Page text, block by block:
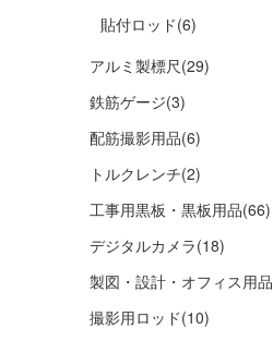
貼付ロッド(6)
アルミ製標尺(29)
鉄筋ゲージ(3)
配筋撮影用品(6)
トルクレンチ(2)
工事用黒板・黒板用品(66)
デジタルカメラ(18)
製図・設計・オフィス用品
撮影用ロッド(10)